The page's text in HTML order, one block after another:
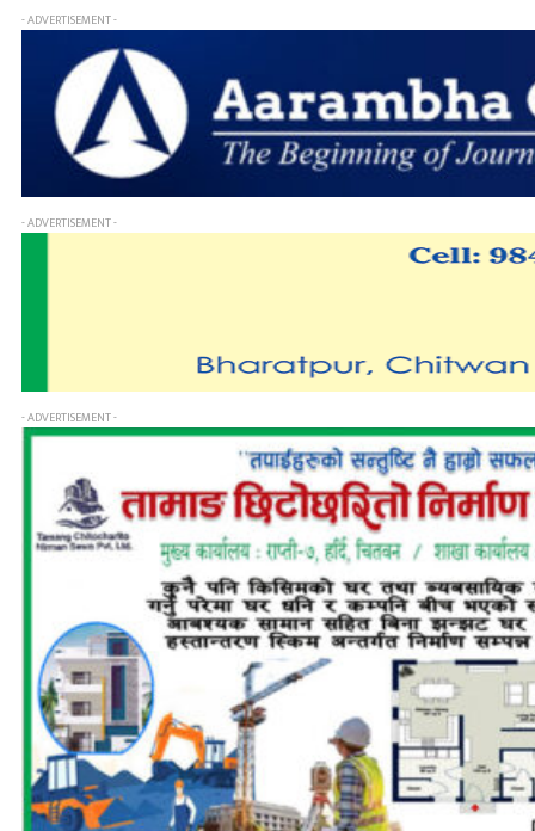
- ADVERTISEMENT -
- ADVERTISEMENT -
- ADVERTISEMENT -